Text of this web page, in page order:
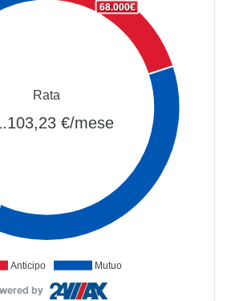
Anticipo Mutuo
68.000€
Rata
€/mese
by